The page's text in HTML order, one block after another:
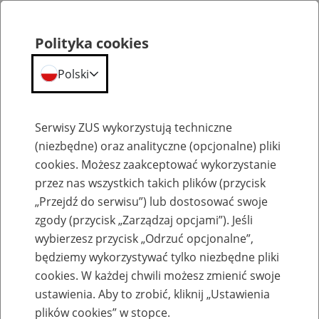
Emerytury
Baza zlikwidowanych lub
przekształconych zakładów pracy
Polityka cookies
Polski
Serwisy ZUS wykorzystują techniczne
(niezbędne) oraz analityczne (opcjonalne) pliki
cookies. Możesz zaakceptować wykorzystanie
przez nas wszystkich takich plików (przycisk
„Przejdź do serwisu”) lub dostosować swoje
zgody (przycisk „Zarządzaj opcjami”). Jeśli
wybierzesz przycisk „Odrzuć opcjonalne”,
będziemy wykorzystywać tylko niezbędne pliki
cookies. W każdej chwili możesz zmienić swoje
ustawienia. Aby to zrobić, kliknij „Ustawienia
plików cookies” w stopce.